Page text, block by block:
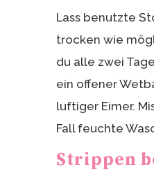
Lass benutzte
trocken wie
du alle zwei
ein offener
luftiger Eimer.
Fall feuchte
Strippen